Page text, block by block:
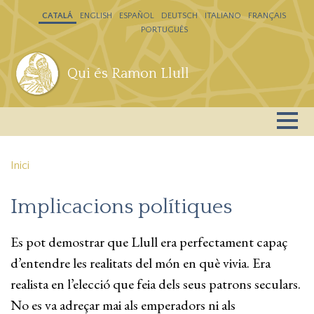
Vés al contingut
Qui és Ramon Llull
CATALÁ ENGLISH ESPAÑOL DEUTSCH ITALIANO
FRANÇAIS
PORTUGUÊS
Inici
Implicacions polítiques
Es pot demostrar que Llull era perfectament capaç
d’entendre les realitats del món en què vivia. Era
realista en l’elecció que feia dels seus patrons seculars.
No es va adreçar mai als emperadors ni als